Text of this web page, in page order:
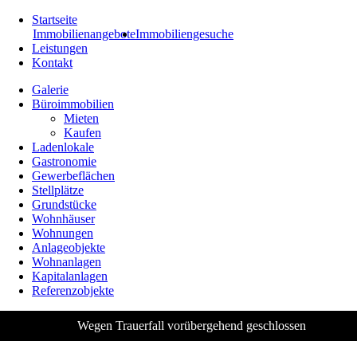
Startseite
ImmobilienangeboteImmobiliengesuche
Leistungen
Kontakt
Galerie
Büroimmobilien
Mieten
Kaufen
Ladenlokale
Gastronomie
Gewerbeflächen
Stellplätze
Grundstücke
Wohnhäuser
Wohnungen
Anlageobjekte
Wohnanlagen
Kapitalanlagen
Referenzobjekte
Wegen Trauerfall vorübergehend geschlossen